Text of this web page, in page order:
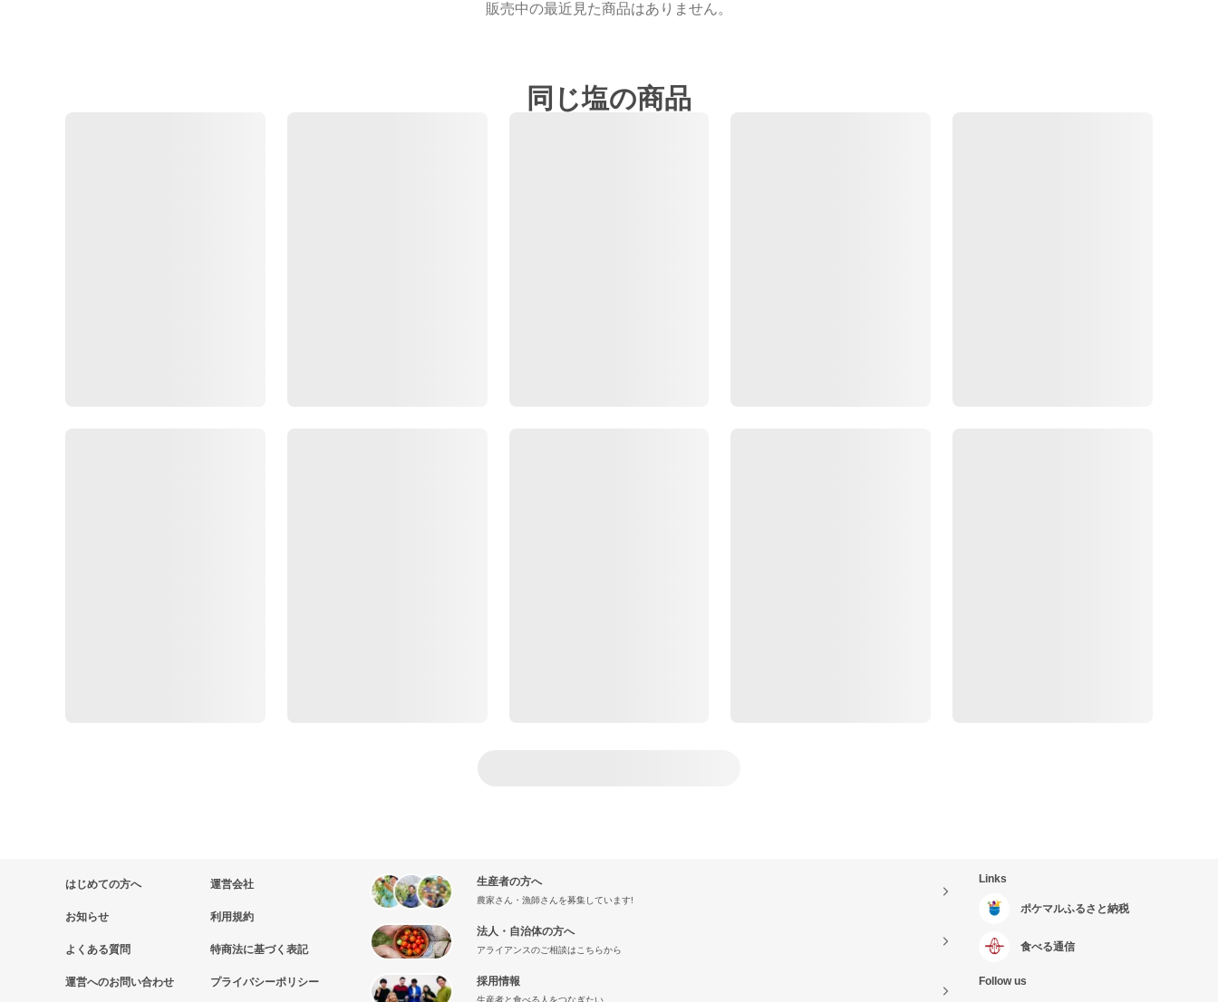
販売中の最近見た商品はありません。
同じ塩の商品
はじめての方へ
お知らせ
よくある質問
運営へのお問い合わせ
運営会社
利用規約
特商法に基づく表記
プライバシーポリシー
生産者の方へ
農家さん・漁師さんを募集しています!
法人・自治体の方へ
アライアンスのご相談はこちらから
採用情報
生産者と食べる人をつなぎたい
Links
ポケマルふるさと納税
食べる通信
Follow us